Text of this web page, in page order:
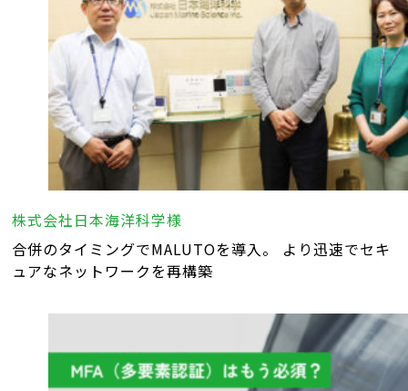
株式会社日本海洋科学様
合併のタイミングでMALUTOを導入。 より迅速でセキ
ュアなネットワークを再構築